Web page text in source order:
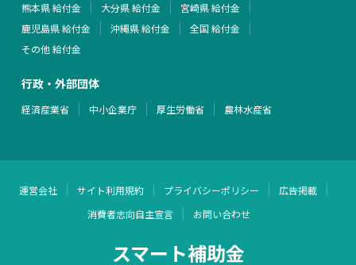
熊本県 給付金
大分県 給付金
宮崎県 給付金
鹿児島県 給付金
沖縄県 給付金
全国 給付金
その他 給付金
行政・外部団体
経済産業省 中小企業庁 厚生労働省 農林水産省
運営会社 サイト利用規約 プライバシーポリシー
広告掲載
消費者志向自主宣言
お問い合わせ
スマート補助金